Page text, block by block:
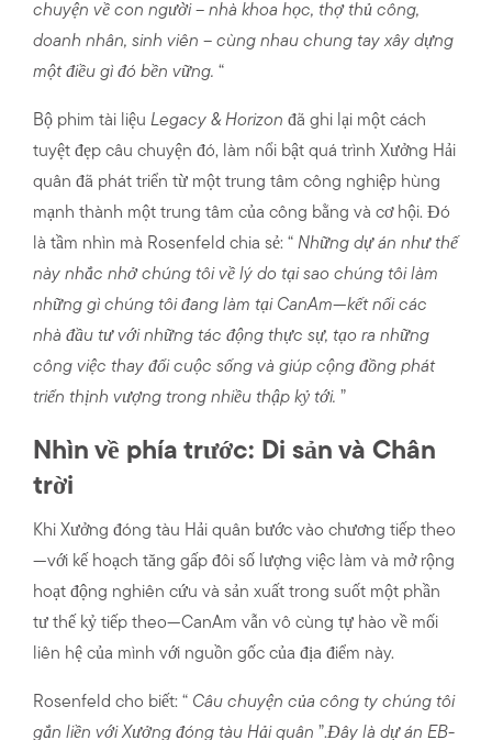
chuyện về con người – nhà khoa học, thợ thủ công,
doanh nhân, sinh viên – cùng nhau chung tay xây dựng
một điều gì đó bền vững. “
Bộ phim tài liệu Legacy & Horizon đã ghi lại một cách
tuyệt đẹp câu chuyện đó, làm nổi bật quá trình Xưởng Hải
quân đã phát triển từ một trung tâm công nghiệp hùng
mạnh thành một trung tâm của công bằng và cơ hội. Đó
là tầm nhìn mà Rosenfeld chia sẻ: “ Những dự án như thế
này nhắc nhở chúng tôi về lý do tại sao chúng tôi làm
những gì chúng tôi đang làm tại CanAm—kết nối các
nhà đầu tư với những tác động thực sự, tạo ra những
công việc thay đổi cuộc sống và giúp cộng đồng phát
triển thịnh vượng trong nhiều thập kỷ tới. ”
Nhìn về phía trước: Di sản và Chân
trời
Khi Xưởng đóng tàu Hải quân bước vào chương tiếp theo
—với kế hoạch tăng gấp đôi số lượng việc làm và mở rộng
hoạt động nghiên cứu và sản xuất trong suốt một phần
tư thế kỷ tiếp theo—CanAm vẫn vô cùng tự hào về mối
liên hệ của mình với nguồn gốc của địa điểm này.
Rosenfeld cho biết: “ Câu chuyện của công ty chúng tôi
gắn liền với Xưởng đóng tàu Hải quân ”.Đây là dự án EB-